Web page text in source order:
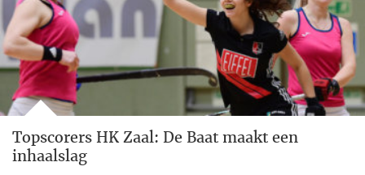
Topscorers HK Zaal: De Baat maakt een
inhaalslag